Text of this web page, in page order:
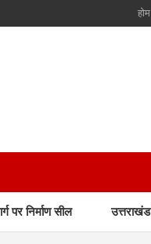
होम
उत्तराखंड में 9.87 लाख